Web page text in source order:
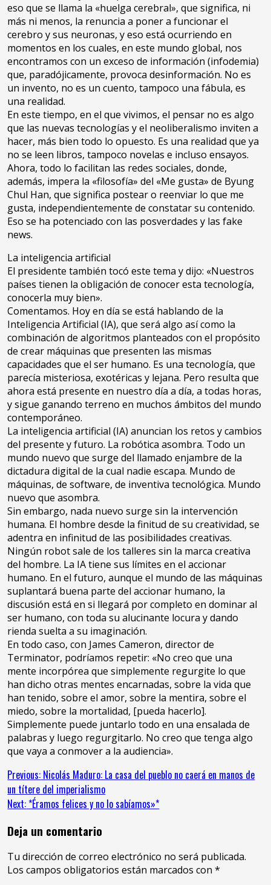
eso que se llama la «huelga cerebral», que significa, ni
más ni menos, la renuncia a poner a funcionar el
cerebro y sus neuronas, y eso está ocurriendo en
momentos en los cuales, en este mundo global, nos
encontramos con un exceso de información (infodemia)
que, paradójicamente, provoca desinformación. No es
un invento, no es un cuento, tampoco una fábula, es
una realidad.
En este tiempo, en el que vivimos, el pensar no es algo
que las nuevas tecnologías y el neoliberalismo inviten a
hacer, más bien todo lo opuesto. Es una realidad que ya
no se leen libros, tampoco novelas e incluso ensayos.
Ahora, todo lo facilitan las redes sociales, donde,
además, impera la «filosofía» del «Me gusta» de Byung
Chul Han, que significa postear o reenviar lo que me
gusta, independientemente de constatar su contenido.
Eso se ha potenciado con las posverdades y las fake
news.
La inteligencia artificial
El presidente también tocó este tema y dijo: «Nuestros
países tienen la obligación de conocer esta tecnología,
conocerla muy bien».
Comentamos. Hoy en día se está hablando de la
Inteligencia Artificial (IA), que será algo así como la
combinación de algoritmos planteados con el propósito
de crear máquinas que presenten las mismas
capacidades que el ser humano. Es una tecnología, que
parecía misteriosa, exotéricas y lejana. Pero resulta que
ahora está presente en nuestro día a día, a todas horas,
y sigue ganando terreno en muchos ámbitos del mundo
contemporáneo.
La inteligencia artificial (IA) anuncian los retos y cambios
del presente y futuro. La robótica asombra. Todo un
mundo nuevo que surge del llamado enjambre de la
dictadura digital de la cual nadie escapa. Mundo de
máquinas, de software, de inventiva tecnológica. Mundo
nuevo que asombra.
Sin embargo, nada nuevo surge sin la intervención
humana. El hombre desde la finitud de su creatividad, se
adentra en infinitud de las posibilidades creativas.
Ningún robot sale de los talleres sin la marca creativa
del hombre. La IA tiene sus límites en el accionar
humano. En el futuro, aunque el mundo de las máquinas
suplantará buena parte del accionar humano, la
discusión está en si llegará por completo en dominar al
ser humano, con toda su alucinante locura y dando
rienda suelta a su imaginación.
En todo caso, con James Cameron, director de
Terminator, podríamos repetir: «No creo que una
mente incorpórea que simplemente regurgite lo que
han dicho otras mentes encarnadas, sobre la vida que
han tenido, sobre el amor, sobre la mentira, sobre el
miedo, sobre la mortalidad, [pueda hacerlo].
Simplemente puede juntarlo todo en una ensalada de
palabras y luego regurgitarlo. No creo que tenga algo
que vaya a conmover a la audiencia».
Continue
Reading
Previous: Nicolás Maduro: La casa del pueblo no caerá en manos de
un títere del imperialismo
Next:*Éramos felices y no lo sabíamos»*
Deja un comentario
Tu dirección de correo electrónico no será publicada.
Los campos obligatorios están marcados con*